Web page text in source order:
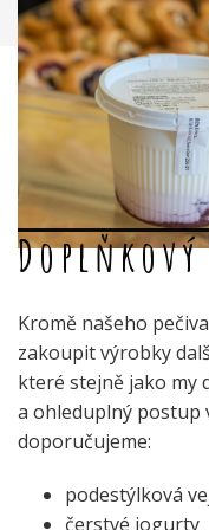
Kromě našeho
zakoupit výrobky
které stejně jako my
a ohleduplný postup
doporučujeme:
podestýlková
čerstvé jogurty